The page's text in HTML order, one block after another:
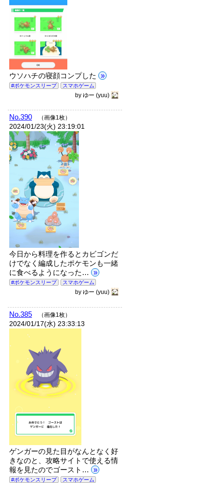
ウソハチの寝顔コンプした »
#ポケモンスリープ スマホゲーム
byゆー(yuu)
No.390 （画像1枚）
2024/01/23(火) 23:19:01
今日から料理を作るとカビゴンだ
けでなく編成したポケモンも一緒
に食べるようになった… »
#ポケモンスリープ スマホゲーム
byゆー(yuu)
No.385 （画像1枚）
2024/01/17(水) 23:33:13
ゲンガーの見た目がなんとなく好
きなのと、攻略サイトで使える情
報を見たのでゴースト… »
#ポケモンスリープ スマホゲーム